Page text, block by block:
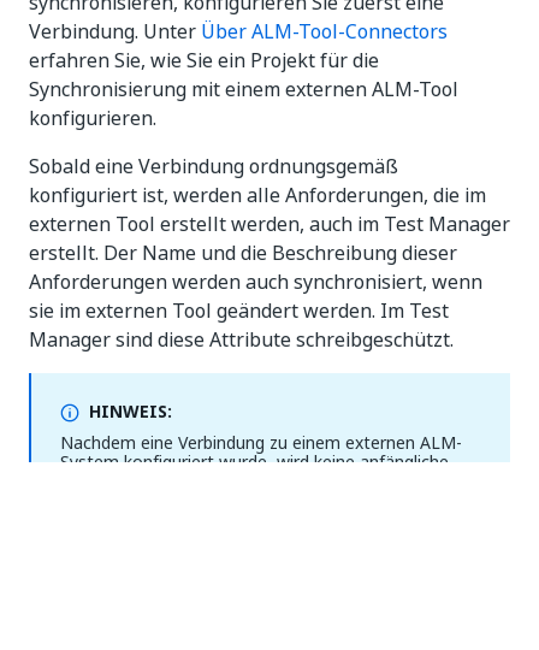
Verbindung. Unter Über ALM-Tool-Connectors
erfahren Sie, wie Sie ein Projekt für die
Synchronisierung mit einem externen ALM-Tool
konfigurieren.
Sobald eine Verbindung ordnungsgemäß
konfiguriert ist, werden alle Anforderungen, die im
externen Tool erstellt werden, auch im Test Manager
erstellt. Der Name und die Beschreibung dieser
Anforderungen werden auch synchronisiert, wenn
sie im externen Tool geändert werden. Im Test
Manager sind diese Attribute schreibgeschützt.
HINWEIS:
Nachdem eine Verbindung zu einem externen ALM-
System konfiguriert wurde, wird keine anfängliche